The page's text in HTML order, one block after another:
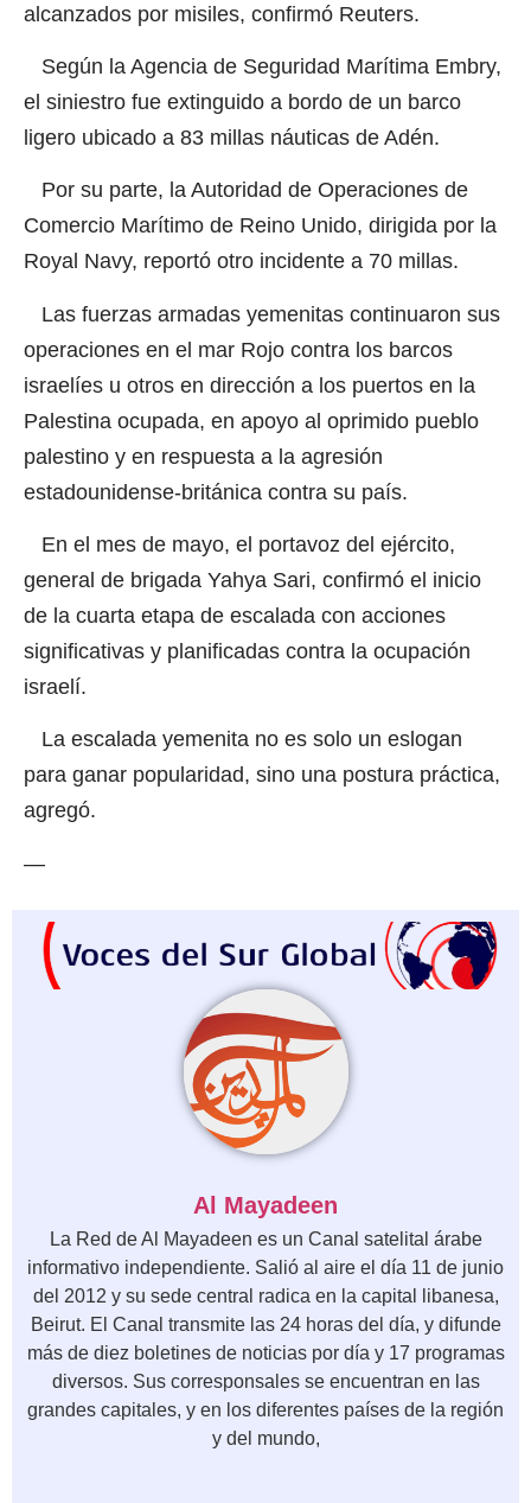
alcanzados por misiles, confirmó Reuters.
Según la Agencia de Seguridad Marítima Embry,
el siniestro fue extinguido a bordo de un barco
ligero ubicado a 83 millas náuticas de Adén.
Por su parte, la Autoridad de Operaciones de
Comercio Marítimo de Reino Unido, dirigida por la
Royal Navy, reportó otro incidente a 70 millas.
Las fuerzas armadas yemenitas continuaron sus
operaciones en el mar Rojo contra los barcos
israelíes u otros en dirección a los puertos en la
Palestina ocupada, en apoyo al oprimido pueblo
palestino y en respuesta a la agresión
estadounidense-británica contra su país.
En el mes de mayo, el portavoz del ejército,
general de brigada Yahya Sari, confirmó el inicio
de la cuarta etapa de escalada con acciones
significativas y planificadas contra la ocupación
israelí.
La escalada yemenita no es solo un eslogan
para ganar popularidad, sino una postura práctica,
agregó.
—
Al Mayadeen
La Red de Al Mayadeen es un Canal satelital árabe
informativo independiente. Salió al aire el día 11 de junio
del 2012 y su sede central radica en la capital libanesa,
Beirut. El Canal transmite las 24 horas del día, y difunde
más de diez boletines de noticias por día y 17 programas
diversos. Sus corresponsales se encuentran en las
grandes capitales, y en los diferentes países de la región
y del mundo,